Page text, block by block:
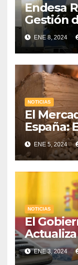
Endesa
Gestión
de la
ENE 8, 2024
NOTICIAS
El
España:
losENE 5, 2024
NOTICIAS
El
ENE 3, 2024